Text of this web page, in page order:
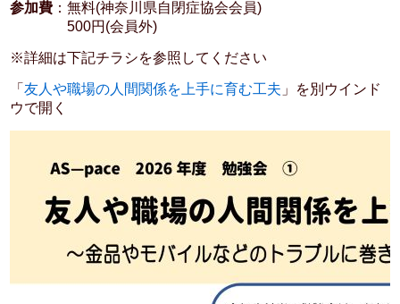
参加費 ：無料(神奈川県自閉症協会会員)
500円(会員外)
※詳細は下記チラシを参照してください
「友人や職場の人間関係を上手に育む工夫 」を別ウインド
ウで開く